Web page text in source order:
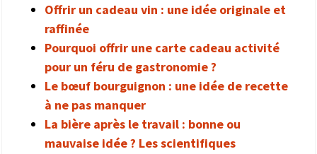
Offrir un cadeau vin : une idée originale et
raffinée
Pourquoi offrir une carte cadeau activité
pour un féru de gastronomie ?
Le bœuf bourguignon : une idée de recette
à ne pas manquer
La bière après le travail : bonne ou
mauvaise idée ? Les scientifiques